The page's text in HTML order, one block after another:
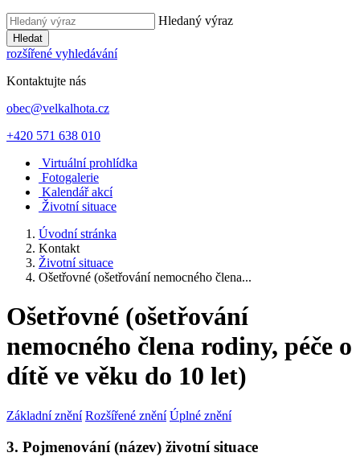
Hledaný výraz
Hledat
rozšířené vyhledávání
Kontaktujte nás
obec@velkalhota.cz
+420 571 638 010
Virtuální prohlídka
Fotogalerie
Kalendář akcí
Životní situace
Úvodní stránka
Kontakt
Životní situace
Ošetřovné (ošetřování nemocného člena...
Ošetřovné (ošetřování
nemocného člena rodiny, péče o
dítě ve věku do 10 let)
Základní znění Rozšířené znění Úplné znění
3. Pojmenování (název) životní situace